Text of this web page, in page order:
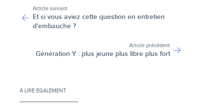
Article suivant
Et si vous aviez cette question en entretien
d'embauche ?
Article précédent
Génération Y : plus jeune plus libre plus fort
À LIRE ÉGALEMENT